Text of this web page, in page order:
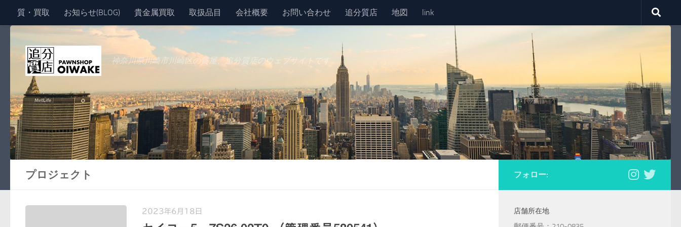
コンテンツへスキップ
質・買取 お知らせ(BLOG) 貴金属買取 取扱品目 会社概要 お問い合わせ 追分質店 地図 link
神奈川県川崎市川崎区の質屋、追分質店のウェブサイトです。
プロジェクト
2023年6月18日
フォロー:
店舗所在地